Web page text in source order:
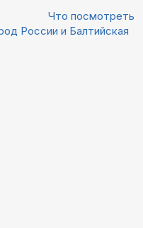
Что посмотреть
России и Балтийская